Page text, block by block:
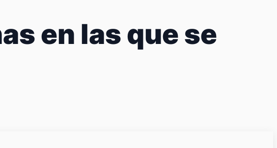
en las que se